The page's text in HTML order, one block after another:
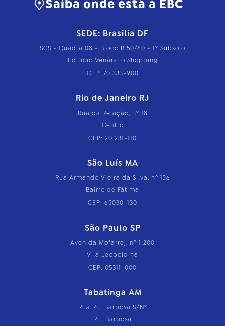
Saiba onde está a EBC
SEDE: Brasília DF
SCS - Quadra 08 - Bloco B 50/60 - 1º Subsolo
Edifício Venâncio Shopping
CEP: 70.333-900
Rio de Janeiro RJ
Rua da Relação, nº 18
Centro
CEP: 20.231-110
São Luís MA
Rua Armando Vieira da Silva, nº 126
Bairro de Fátima
CEP: 65030-130
São Paulo SP
Avenida Mofarrej, nº 1.200
Vila Leopoldina
CEP: 05311-000
Tabatinga AM
Rua Rui Barbosa S/Nº
Rui Barbosa